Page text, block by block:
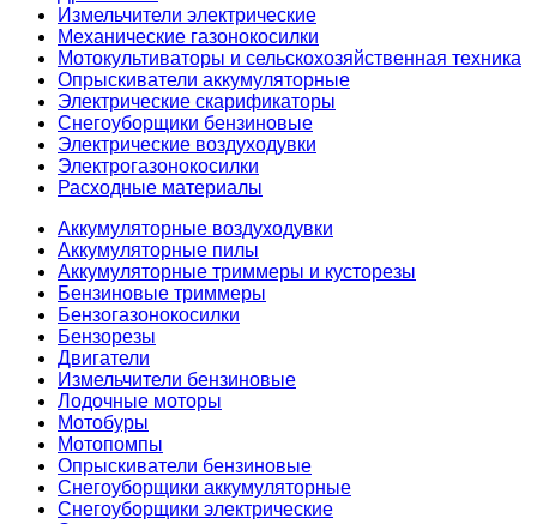
Измельчители электрические
Механические газонокосилки
Мотокультиваторы и сельскохозяйственная техника
Опрыскиватели аккумуляторные
Электрические скарификаторы
Снегоуборщики бензиновые
Электрические воздуходувки
Электрогазонокосилки
Расходные материалы
Аккумуляторные воздуходувки
Аккумуляторные пилы
Аккумуляторные триммеры и кусторезы
Бензиновые триммеры
Бензогазонокосилки
Бензорезы
Двигатели
Измельчители бензиновые
Лодочные моторы
Мотобуры
Мотопомпы
Опрыскиватели бензиновые
Снегоуборщики аккумуляторные
Снегоуборщики электрические